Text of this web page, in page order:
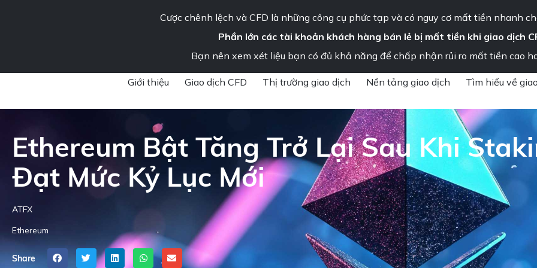
Thông báo quan trọng – Vui lòng đọc ngay
Cược chênh lệch và CFD là những công cụ phức tạp và có nguy cơ mất tiền nhanh
Phần lớn các tài khoản khách hàng bán lẻ bị mất tiền khi giao dịch
Bạn nên xem xét liệu bạn có đủ khả năng để chấp nhận rủi ro mất tiền cao
Liên hệ chúng tôi
Giới thiệu Giao dịch CFD Thị trường giao dịch Nền tảng giao dịch Tìm hiểu về
Ethereum Bật Tăng Trở Lại Sau Khi
Đạt Mức Kỷ Lục Mới
ATFX
Ethereum
Share